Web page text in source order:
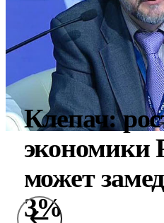
Клепач:
экономики
может
3%